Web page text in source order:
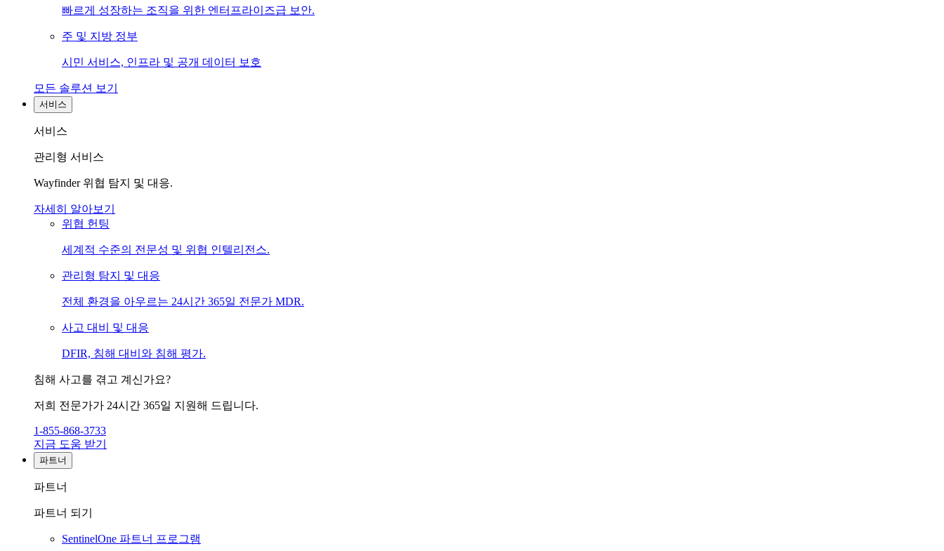
빠르게 성장하는 조직을 위한 엔터프라이즈급 보안.
주 및 지방 정부
시민 서비스, 인프라 및 공개 데이터 보호
모든 솔루션 보기
서비스
서비스
관리형 서비스
Wayfinder 위협 탐지 및 대응.
자세히 알아보기
위협 헌팅
세계적 수준의 전문성 및 위협 인텔리전스.
관리형 탐지 및 대응
전체 환경을 아우르는 24시간 365일 전문가 MDR.
사고 대비 및 대응
DFIR, 침해 대비와 침해 평가.
침해 사고를 겪고 계신가요?
저희 전문가가 24시간 365일 지원해 드립니다.
1-855-868-3733
지금 도움 받기
파트너
파트너
파트너 되기
SentinelOne 파트너 프로그램